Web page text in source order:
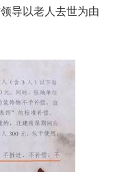
导以老人去世为由